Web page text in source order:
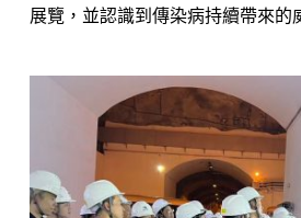
展覽，並認識到傳染病持續帶來的